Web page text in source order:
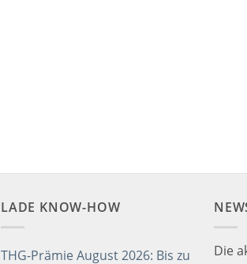
LADE KNOW-HOW
THG-Prämie August 2026: Bis zu
Die